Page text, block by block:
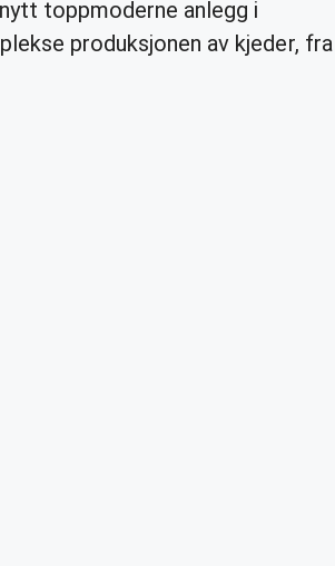
toppmoderne anlegg i
produksjonen av kjeder, fra